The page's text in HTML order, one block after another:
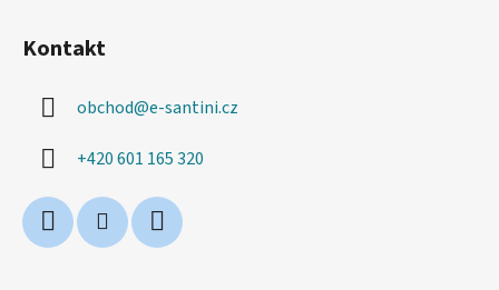
Kontakt
obchod@e-santini.cz
+420 601 165 320